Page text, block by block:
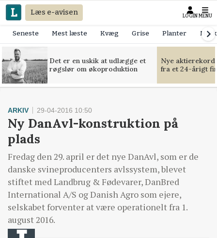
Læs e-avisen LOGIN MENU
Seneste Mest læste Kvæg Grise Planter
Det er en uskik at udlægge et
røgslør om økoproduktion
Nye
fra et 24-årigt
ARKIV 29-04-2016 10:50
Ny DanAvl-konstruktion på
plads
Fredag den 29. april er det nye DanAvl, som er de
danske svineproducenters avlssystem, blevet
stiftet med Landbrug & Fødevarer, DanBred
International A/S og Danish Agro som ejere,
selskabet forventer at være operationelt fra 1.
august 2016.